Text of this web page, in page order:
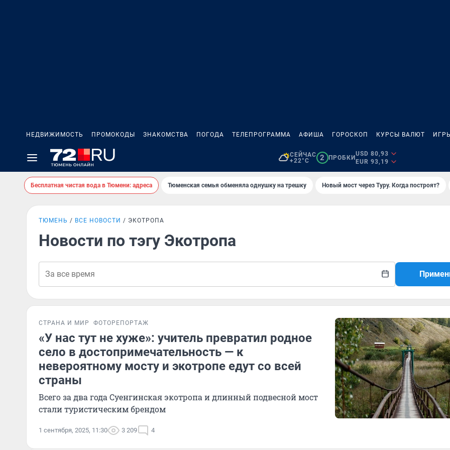
НЕДВИЖИМОСТЬ ПРОМОКОДЫ ЗНАКОМСТВА ПОГОДА ТЕЛЕПРОГРАММА АФИША ГОРОСКОП КУРСЫ ВАЛЮТ
СЕЙЧАС
+22°C
2 ПРОБКИ
USD 80,93
EUR 93,19
Бесплатная чистая вода в Тюмени: адреса Тюменская семья обменяла однушку на трешку Новый мост через Туру. Когда построят?
ТЮМЕНЬ ВСЕ НОВОСТИ ЭКОТРОПА
Новости по тэгу Экотропа
СТРАНА И МИР ФОТОРЕПОРТАЖ
«У нас тут не хуже»: учитель превратил родное
село в достопримечательность — к
невероятному мосту и экотропе едут со всей
страны
Всего за два года Суенгинская экотропа и длинный подвесной мост
стали туристическим брендом
1 сентября, 2025, 11:30 3 209 4